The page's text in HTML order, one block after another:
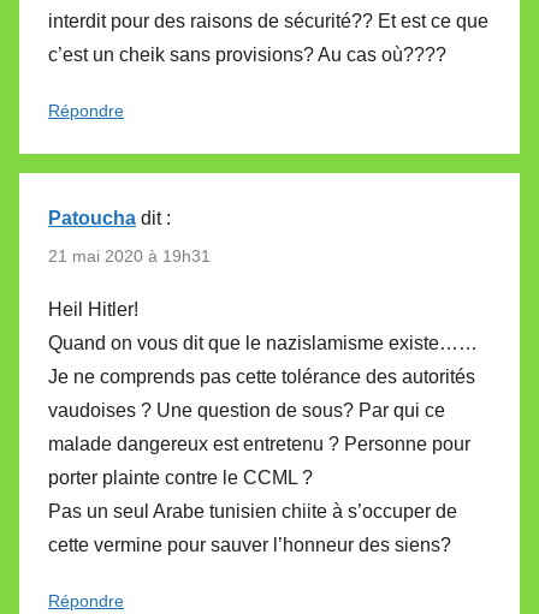
interdit pour des raisons de sécurité?? Et est ce que
c’est un cheik sans provisions? Au cas où????
Répondre
Patoucha dit :
21 mai 2020 à 19h31
Heil Hitler!
Quand on vous dit que le nazislamisme existe……
Je ne comprends pas cette tolérance des autorités
vaudoises ? Une question de sous? Par qui ce
malade dangereux est entretenu ? Personne pour
porter plainte contre le CCML ?
Pas un seul Arabe tunisien chiite à s’occuper de
cette vermine pour sauver l’honneur des siens?
Répondre